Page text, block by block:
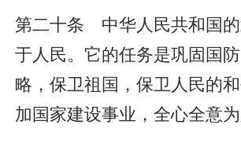
第二十条 中华人民共和国
于人民。它的任务是巩固国
略，保卫祖国，保卫人民的
加国家建设事业，全心全意为